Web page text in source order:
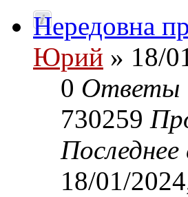
Нередовна
Юрий » 18/
0 Ответы
730259
18/01/